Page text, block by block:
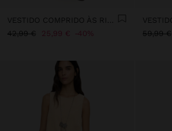
VESTIDO COMPRIDO ÀS RISCAS 100% ALGODÃO
42,99 €
25,99 € 40%
59,99 €